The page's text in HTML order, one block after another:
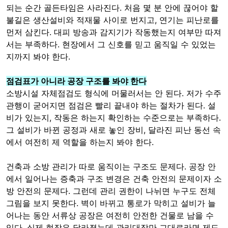
되는 순간 골든타임은 사라진다. 처음 몇 분 안에 끊어야 할
불길은 생산설비와 적재물 사이로 번지고, 연기는 피난로를
먼저 삼킨다. 대피 방송과 감지기가 작동했는지 여부만 따져
서는 부족하다. 현장에서 그 신호를 믿고 움직일 수 있었는
지까지 봐야 한다.
점검표가 아니라 공장 구조를 봐야 한다
소방시설 자체점검도 형식에 머물러서는 안 된다. 저가 수주
관행이 굳어지면 점검은 빨리 끝내야 하는 절차가 된다. 설
비가 있는지, 작동은 하는지 확인하는 수준으로는 부족하다.
그 설비가 바뀐 공정과 새로 놓인 장비, 달라진 피난 동선 속
에서 여전히 제 역할을 하는지 봐야 한다.
건축과 소방 관리가 따로 움직이는 구조도 문제다. 공장 안
에서 일어나는 증축과 구조 변경은 건축 안전의 문제이자 소
방 안전의 문제다. 그런데 관리 권한이 나뉘면 누구도 전체
그림을 보지 못한다. 벽이 바뀌고 통로가 막히고 설비가 늘
어나는 동안 서류상 공장은 여전히 안전한 건물로 남을 수